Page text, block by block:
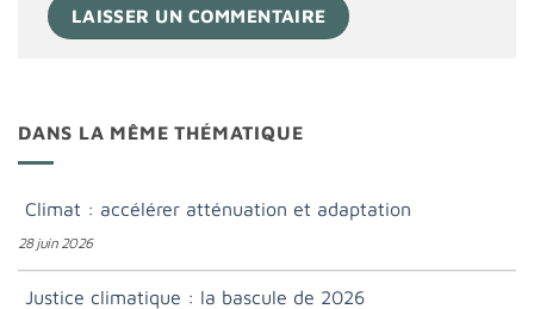
DANS LA MÊME THÉMATIQUE
Climat : accélérer atténuation et adaptation
28 juin 2026
Justice climatique : la bascule de 2026